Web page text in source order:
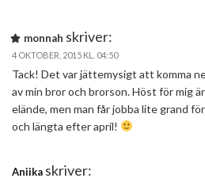
monnah skriver:
4 OKTOBER, 2015 KL. 04:50
Tack! Det var jättemysigt att komma
av min bror och brorson. Höst för mig
elände, men man får jobba lite grand
och längta efter april!
Aniika skriver: